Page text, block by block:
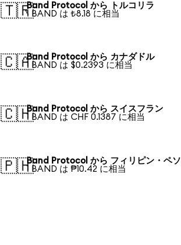
🇹🇷Band Protocol から トルコリラ
1 BAND は ₺8.18 に相当
🇨🇦Band Protocol から カナダドル
1 BAND は $0.2393 に相当
🇨🇭Band Protocol から スイスフラン
1 BAND は CHF 0.1387 に相当
🇵🇭Band Protocol から フィリピン・ペソ
1 BAND は ₱10.42 に相当